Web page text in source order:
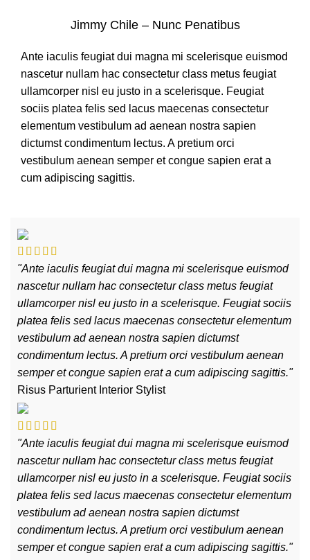
Jimmy Chile – Nunc Penatibus
Ante iaculis feugiat dui magna mi scelerisque euismod
nascetur nullam hac consectetur class metus feugiat
ullamcorper nisl eu justo in a scelerisque. Feugiat
sociis platea felis sed lacus maecenas consectetur
elementum vestibulum ad aenean nostra sapien
dictumst condimentum lectus. A pretium orci
vestibulum aenean semper et congue sapien erat a
cum adipiscing sagittis.
"Ante iaculis feugiat dui magna mi scelerisque euismod
nascetur nullam hac consectetur class metus feugiat
ullamcorper nisl eu justo in a scelerisque. Feugiat sociis
platea felis sed lacus maecenas consectetur elementum
vestibulum ad aenean nostra sapien dictumst
condimentum lectus. A pretium orci vestibulum aenean
semper et congue sapien erat a cum adipiscing sagittis."
Risus Parturient Interior Stylist
"Ante iaculis feugiat dui magna mi scelerisque euismod
nascetur nullam hac consectetur class metus feugiat
ullamcorper nisl eu justo in a scelerisque. Feugiat sociis
platea felis sed lacus maecenas consectetur elementum
vestibulum ad aenean nostra sapien dictumst
condimentum lectus. A pretium orci vestibulum aenean
semper et congue sapien erat a cum adipiscing sagittis."